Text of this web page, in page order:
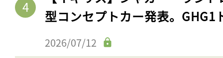
2026/07/28
製造業